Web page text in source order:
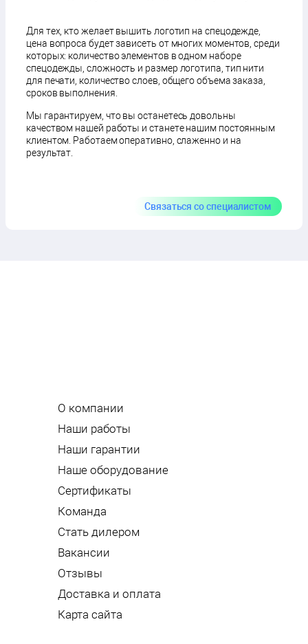
Для тех, кто желает вышить логотип на спецодежде,
цена вопроса будет зависеть от многих моментов, среди
которых: количество элементов в одном наборе
спецодежды, сложность и размер логотипа, тип нити
для печати, количество слоев, общего объема заказа,
сроков выполнения.
Мы гарантируем, что вы останетесь довольны
качеством нашей работы и станете нашим постоянным
клиентом. Работаем оперативно, слаженно и на
результат.
Связаться со специалистом
О компании
Наши работы
Наши гарантии
Наше оборудование
Сертификаты
Команда
Стать дилером
Вакансии
Отзывы
Доставка и оплата
Карта сайта